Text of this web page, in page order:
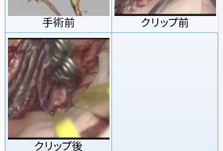
手術前 クリップ前
クリップ後